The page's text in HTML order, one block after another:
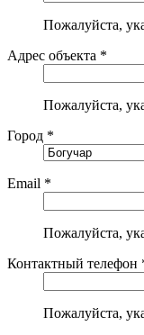
Пожалуйста,
Адрес объекта *
Пожалуйста,
Город *
Email *
Пожалуйста,
Контактный телефон
Пожалуйста,